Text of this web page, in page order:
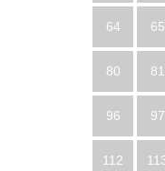
64 65
80 81
96 97
112